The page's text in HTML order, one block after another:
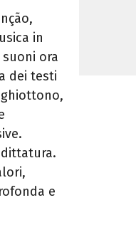
in
ora
dei testi
e